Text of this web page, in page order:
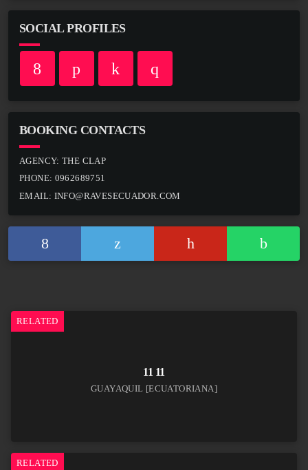
SOCIAL PROFILES
BOOKING CONTACTS
AGENCY:THE CLAP
PHONE: 0962689751
EMAIL: INFO@RAVESECUADOR.COM
RELATED
11 11
GUAYAQUIL [ECUATORIANA]
RELATED